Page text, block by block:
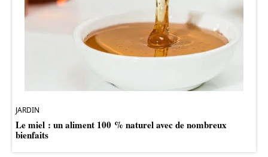
JARDIN
Le miel : un aliment 100 % naturel avec de nombreux
bienfaits